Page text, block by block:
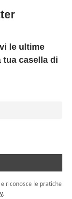
le ultime
tua casella di
e riconosce le pratiche
.